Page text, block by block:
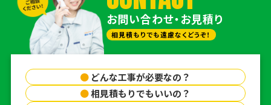
お問い合わせ・お見積り
相見積もりでも遠慮なくどうぞ！
● どんな工事が必要なの？
●相見積もりでもいいの？